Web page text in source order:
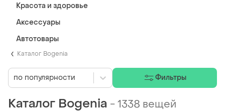
Каталог Bogenia
Каталог Bogenia -1338 вещей
по популярности Фильтры
Красота и здоровье
Аксессуары
Автотовары